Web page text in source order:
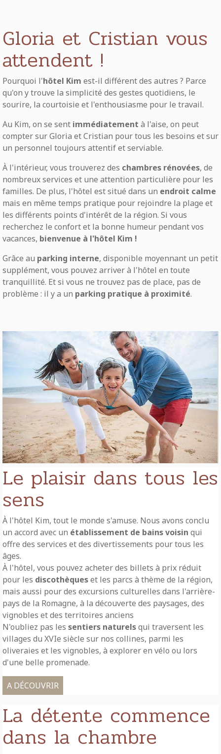
Gloria et Cristian vous
attendent !
Pourquoi l'hôtel Kim est-il différent des autres ? Parce
qu'on y trouve la simplicité des gestes quotidiens, le
sourire, la courtoisie et l'enthousiasme pour le travail.
Au Kim, on se sent immédiatement à l'aise, on peut
compter sur Gloria et Cristian pour tous les besoins et sur
un personnel toujours attentif et serviable.
À l'intérieur, vous trouverez des chambres rénovées, de
nombreux services et une attention particulière pour les
familles. De plus, l'hôtel est situé dans un endroit calme
mais en même temps pratique pour rejoindre la plage et
les différents points d'intérêt de la région. Si vous
recherchez le confort et la bonne humeur pendant vos
vacances, bienvenue à l'hôtel Kim !
Grâce au parking interne, disponible moyennant un petit
supplément, vous pouvez arriver à l'hôtel en toute
tranquillité. Et si vous ne trouvez pas de place, pas de
problème : il y a un parking pratique à proximité.
Le plaisir dans tous les
sens
À l'hôtel Kim, tout le monde s'amuse. Nous avons conclu
un accord avec un établissement de bains voisin qui
offre des services et des divertissements pour tous les
âges.
À l'hôtel, vous pouvez acheter des billets à prix réduit
pour les discothèqueset les parcs à thème de la région,
mais aussi pour des excursions culturelles dans l'arrière-
pays de la Romagne, à la découverte des paysages, des
vignobles et des territoires anciens
N'oubliez pas les sentiers naturelsqui traversent les
villages du XVIe siècle sur nos collines, parmi les
oliveraies et les vignobles, à explorer en vélo ou lors
d'une belle promenade.
A DÉCOUVRIR
La détente commence
dans la chambre